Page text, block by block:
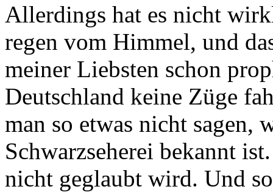
Allerdings hat es nicht
regen vom Himmel, und
meiner Liebsten schon
Deutschland keine Züge
man so etwas nicht sagen,
Schwarzseherei bekannt
nicht geglaubt wird. Und